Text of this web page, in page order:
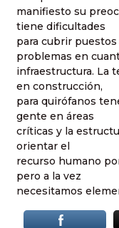
manifiesto su
tiene dificultades
para cubrir
problemas en
infraestructura. La
en construcción,
para quirófanos
gente en áreas
críticas y la
orientar el
recurso humano
pero a la vez
necesitamos